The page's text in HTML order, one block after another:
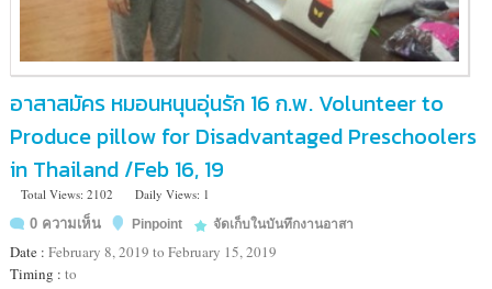
อาสาสมัคร หมอนหนุนอุ่นรัก 16 ก.พ. Volunteer to
Produce pillow for Disadvantaged Preschoolers
in Thailand /Feb 16, 19
Total Views: 2102
Daily Views: 1
0 ความเห็น
Pinpoint จัดเก็บในบันทึกงานอาสา
Date : February 8, 2019 to February 15, 2019
Timing : to